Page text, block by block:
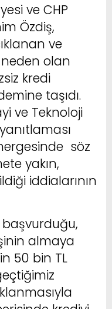
ve CHP
Özdiş,
ve
olan
kredi
taşıdı.
ve Teknoloji
söz
yakın,
iddialarının
başvurduğu,
almaya
50 bin TL